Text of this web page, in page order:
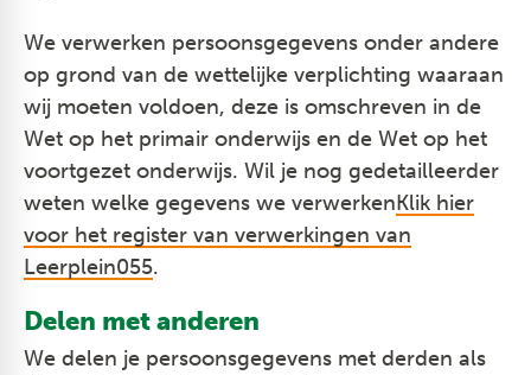
We verwerken persoonsgegevens onder andere
op grond van de wettelijke verplichting waaraan
wij moeten voldoen, deze is omschreven in de
Wet op het primair onderwijs en de Wet op het
voortgezet onderwijs. Wil je nog gedetailleerder
weten welke gegevens we verwerkenKlik hier
voor het register van verwerkingen van
Leerplein055.
Delen met anderen
We delen je persoonsgegevens met derden als